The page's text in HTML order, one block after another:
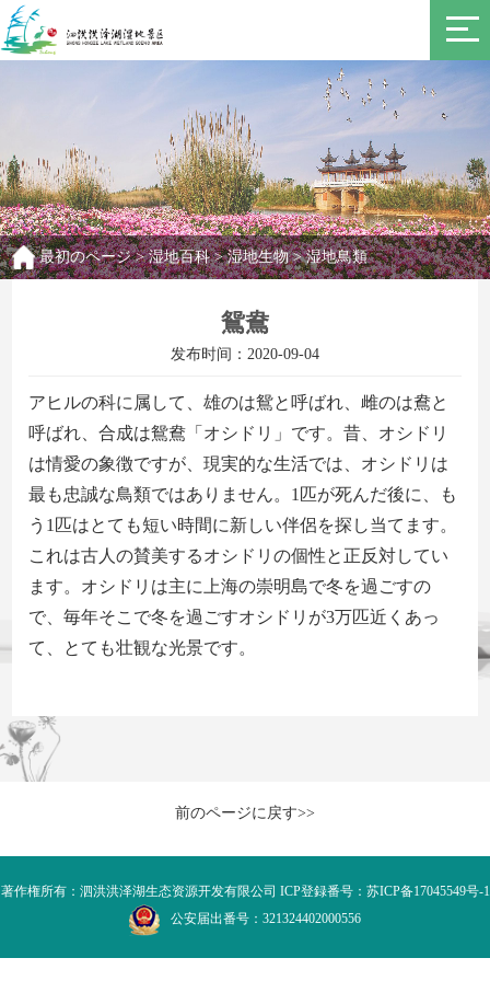
最初のページ>湿地百科>湿地生物>湿地鳥類
鴛鴦
发布时间：2020-09-04
アヒルの科に属して、雄のは鴛と 呼ばれ 、雌のは鴦と
呼ばれ 、合成は鴛鴦 「 オシドリ 」です。昔、 オシドリ
は情愛の象徴ですが、現実的な生活では 、オシドリは
最も忠誠な鳥類ではありません。 1匹が死んだ後に、
も
う 1匹はとても短い時間に新しい伴侶を探し当て ます。
これは古人の賛美するオシドリの個性と正反対してい
ます。 オシドリは主に上海の崇明島で冬を過ごすの
で、毎年そこで冬を過ごすオシドリが3万匹近くあっ
て、
とても壮観な光景です。
前のページに戻す>>
著作権所有：泗洪洪泽湖生态资源开发有限公司 ICP登録番号：苏ICP备17045549号-1
公安届出番号：321324402000556